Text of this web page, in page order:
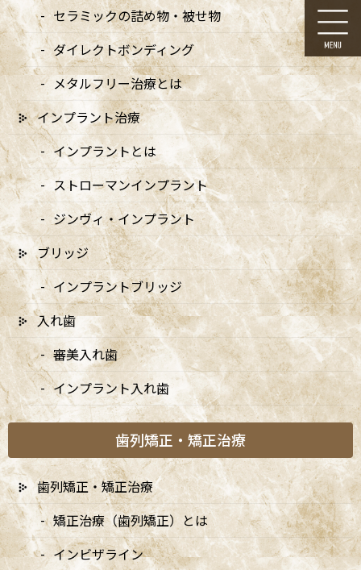
コ
ン
テ
ン
ツ
に
移
動
ナ
ビ
ゲ
ー
シ
ョ
ン
に
移
動 メディア
HOME メディア kstsk23 – wde_a
2024/09/10
kstsk23 – wde_a
セラミックの詰め物・被せ物
ダイレクトボンディング
メタルフリー治療とは
インプラント治療
インプラントとは
ストローマンインプラント
ジンヴィ・インプラント
ブリッジ
インプラントブリッジ
入れ歯
審美入れ歯
インプラント入れ歯
歯列矯正・矯正治療
歯列矯正・矯正治療
矯正治療（歯列矯正）とは
インビザライン